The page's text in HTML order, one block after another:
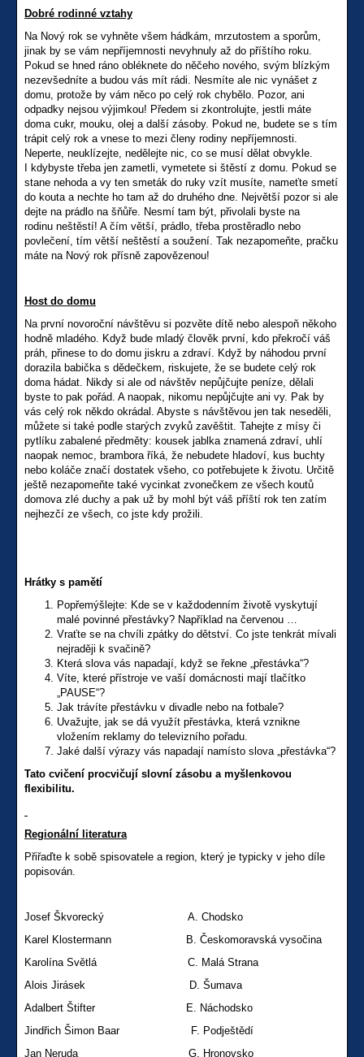
Dobré rodinné vztahy
Na Nový rok se vyhněte všem hádkám, mrzutostem a sporům,
jinak by se vám nepříjemnosti nevyhnuly až do příštího roku.
Pokud se hned ráno obléknete do něčeho nového, svým blízkým
nezevšedníte a budou vás mít rádi. Nesmíte ale nic vynášet z
domu, protože by vám něco po celý rok chybělo. Pozor, ani
odpadky nejsou výjimkou! Předem si zkontrolujte, jestli máte
doma cukr, mouku, olej a další zásoby. Pokud ne, budete se s tím
trápit celý rok a vnese to mezi členy rodiny nepříjemnosti.
Neperte, neuklízejte, nedělejte nic, co se musí dělat obvykle.
I kdybyste třeba jen zametli, vymetete si štěstí z domu. Pokud se
stane nehoda a vy ten smeták do ruky vzít musíte, nameťte smetí
do kouta a nechte ho tam až do druhého dne. Největší pozor si ale
dejte na prádlo na šňůře. Nesmí tam být, přivolali byste na
rodinu neštěstí! A čím větší, prádlo, třeba prostěradlo nebo
povlečení, tím větší neštěstí a soužení. Tak nezapomeňte, pračku
máte na Nový rok přísně zapovězenou!
Host do domu
Na první novoroční návštěvu si pozvěte dítě nebo alespoň někoho
hodně mladého. Když bude mladý člověk první, kdo překročí váš
práh, přinese to do domu jiskru a zdraví. Když by náhodou první
dorazila babička s dědečkem, riskujete, že se budete celý rok
doma hádat. Nikdy si ale od návštěv nepůjčujte peníze, dělali
byste to pak pořád. A naopak, nikomu nepůjčujte ani vy. Pak by
vás celý rok někdo okrádal. Abyste s návštěvou jen tak neseděli,
můžete si také podle starých zvyků zavěštit. Tahejte z mísy či
pytlíku zabalené předměty: kousek jablka znamená zdraví, uhlí
naopak nemoc, brambora říká, že nebudete hladoví, kus buchty
nebo koláče značí dostatek všeho, co potřebujete k životu. Určitě
ještě nezapomeňte také vycinkat zvonečkem ze všech koutů
domova zlé duchy a pak už by mohl být váš příští rok ten zatím
nejhezčí ze všech, co jste kdy prožili.
Hrátky s pamětí
Popřemýšlejte: Kde se v každodenním životě vyskytují
malé povinné přestávky? Například na červenou …
Vraťte se na chvíli zpátky do dětství. Co jste tenkrát mívali
nejraději k svačině?
Která slova vás napadají, když se řekne „přestávka“?
Víte, které přístroje ve vaší domácnosti mají tlačítko
„PAUSE“?
Jak trávíte přestávku v divadle nebo na fotbale?
Uvažujte, jak se dá využít přestávka, která vznikne
vložením reklamy do televizního pořadu.
Jaké další výrazy vás napadají namísto slova „přestávka“?
Tato cvičení procvičují slovní zásobu a myšlenkovou
flexibilitu.
Regionální literatura
Přiřaďte k sobě spisovatele a region, který je typicky v jeho díle
popisován.
Josef Škvorecký A. Chodsko
Karel Klostermann B. Českomoravská vysočina
Karolína Světlá C. Malá Strana
Alois Jirásek D. Šumava
Adalbert Štifter E. Náchodsko
Jindřich Šimon Baar F. Podještědí
Jan Neruda G. Hronovsko